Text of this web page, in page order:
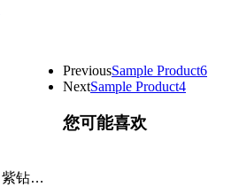
颜色分类: （小吊坠）紫钻链长45CM现货 （小吊坠）紫钻链长40CM现货 （小吊坠）白钻链长45CM现货 （小吊坠）白钻链长40CM现货 （大吊坠）紫钻链长45CM现货 （大吊坠）紫钻链长40CM现货 （大吊坠）白钻链长45CM现货 （大吊坠）白钻链长40CM现货
PreviousSample Product6
NextSample Product4
您可能喜欢